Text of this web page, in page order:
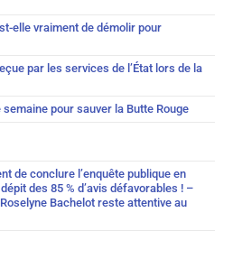
elle vraiment de démolir pour
par les services de l’État lors de la
pour sauver la Butte Rouge
de conclure l’enquête publique en
des 85 % d’avis défavorables ! –
Roselyne Bachelot reste attentive au